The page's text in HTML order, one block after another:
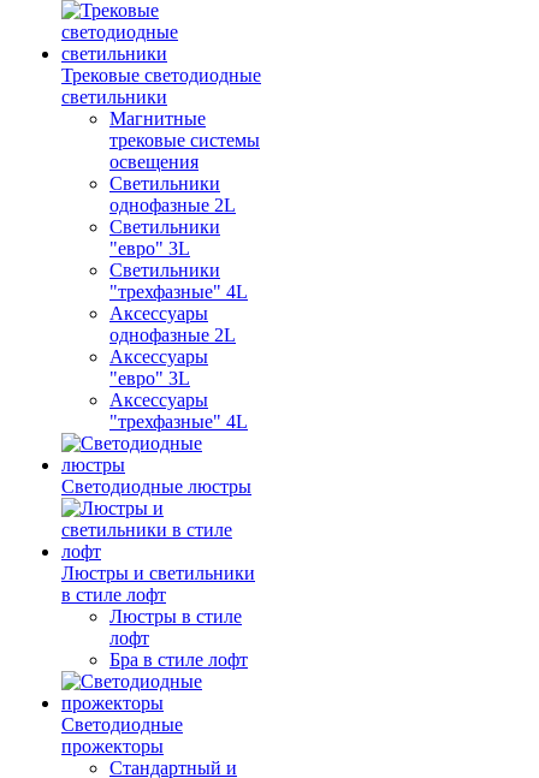
Трековые светодиодные
светильники
Магнитные
трековые системы
освещения
Светильники
однофазные 2L
Светильники
"евро" 3L
Светильники
"трехфазные" 4L
Аксессуары
однофазные 2L
Аксессуары
"евро" 3L
Аксессуары
"трехфазные" 4L
Светодиодные люстры
Люстры и светильники
в стиле лофт
Люстры в стиле
лофт
Бра в стиле лофт
Светодиодные
прожекторы
Стандартный и